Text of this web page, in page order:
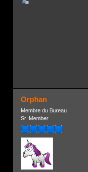
Orphan
Membre du Bureau
Sr. Member